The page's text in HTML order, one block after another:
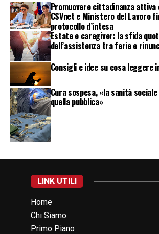
Promuovere cittadinanza
CSVnet e Ministero del Lavoro
protocollo d’intesa
Estate e caregiver: la sfida
dell’assistenza tra ferie e
Consigli e idee su cosa leggere
Cura sospesa, «la sanità
quella pubblica»
LINK UTILI
Home
Chi Siamo
Primo Piano